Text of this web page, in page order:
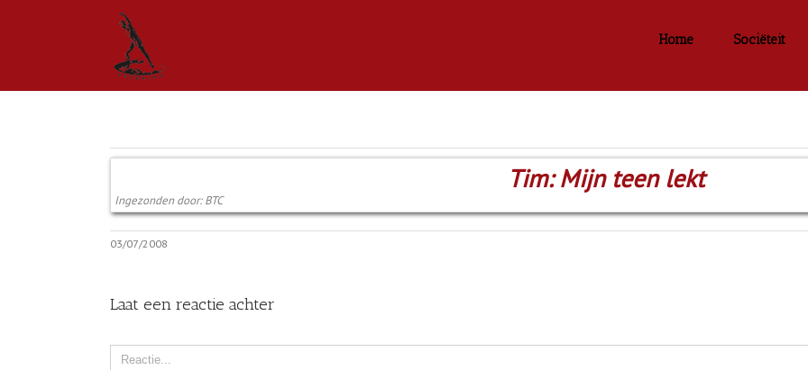
Home Sociëteit
Tim: Mijn teen lekt
Ingezonden door: BTC
03/07/2008
Laat een reactie achter
Comment